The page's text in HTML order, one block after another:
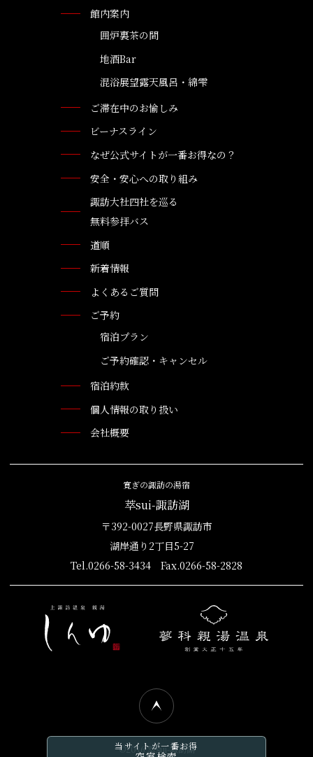
館内案内
囲炉裏茶の間
地酒Bar
混浴展望露天風呂・綿雫
ご滞在中のお愉しみ
ビーナスライン
なぜ公式サイトが一番お得なの？
安全・安心への取り組み
諏訪大社四社を巡る
無料参拝バス
道順
新着情報
よくあるご質問
ご予約
宿泊プラン
ご予約確認・キャンセル
宿泊約款
個人情報の取り扱い
会社概要
寛ぎの諏訪の湯宿
萃sui-諏訪湖
〒392-0027長野県諏訪市
湖岸通り2丁目5-27
Tel.0266-58-3434 Fax.0266-58-2828
©2016 萃sui-諏訪湖
当サイトが一番お得